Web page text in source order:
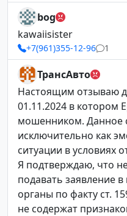
bog
kawaiisister
+7(961)355-12-96 1
ТрансАвто
Настоящим отзываю
01.11.2024 в котором
мошенником. Данное
исключительно как
ситуации в условиях
Я подтверждаю, что
подавать заявление
органы по факту ст.
не содержат